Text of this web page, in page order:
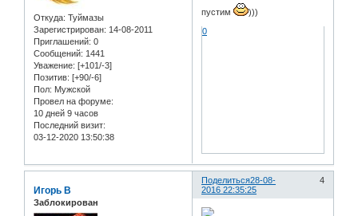
Откуда: Туймазы
Зарегистрирован: 14-08-2011
Приглашений: 0
Сообщений: 1441
Уважение: [+101/-3]
Позитив: [+90/-6]
Пол: Мужской
Провел на форуме:
10 дней 9 часов
Последний визит:
03-12-2020 13:50:38
пустим
)))
0
Поделиться 4
28-08-
2016 22:35:25
Игорь В
Заблокирован